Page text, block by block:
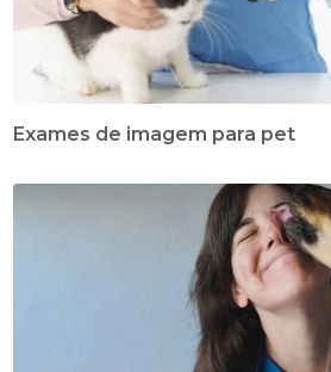
Exames de imagem para pet